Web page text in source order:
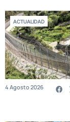
ACTUALIDAD
4 Agosto 2026